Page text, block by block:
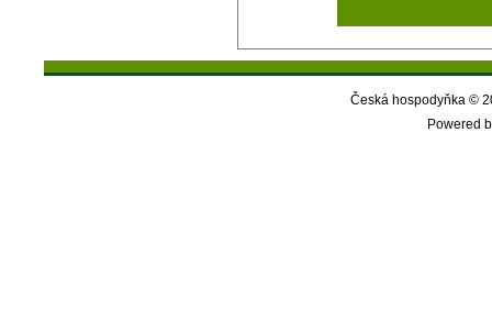
Česká hospodyňka ©
Powered